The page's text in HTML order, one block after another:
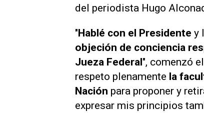
del periodista Hugo
"Hablé con el Presidente y
objeción de conciencia
Jueza Federal", comenzó
respeto plenamente la
Nación para proponer y
expresar mis principios